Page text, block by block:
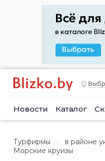
Новости Каталог
Турфирмы
в районе
Морские круизы